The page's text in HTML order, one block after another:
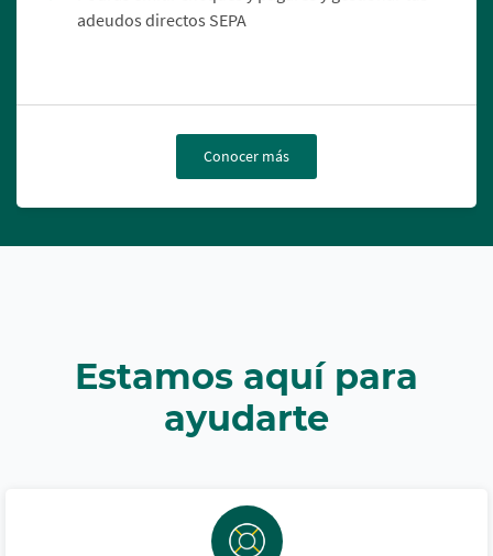
adeudos directos SEPA
Conocer más
Estamos aquí para
ayudarte